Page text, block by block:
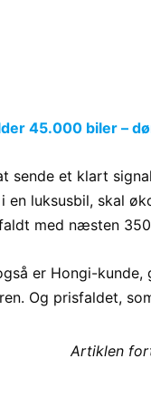
45.000 biler –
sende et klart
luksusbil, skal
med næsten
er Hongi-
Og prisfaldet,
Artiklen